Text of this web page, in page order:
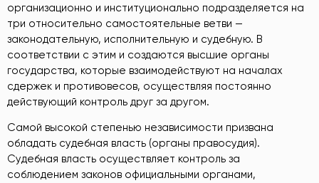
организационно и институционально подразделяется на
три относительно самостоятельные ветви —
законодательную, исполнительную и судебную. В
соответствии с этим и создаются высшие органы
государства, которые взаимодействуют на началах
сдержек и противовесов, осуществляя постоянно
действующий контроль друг за другом.
Самой высокой степенью независимости призвана
обладать судебная власть (органы правосудия).
Судебная власть осуществляет контроль за
соблюдением законов официальными органами,